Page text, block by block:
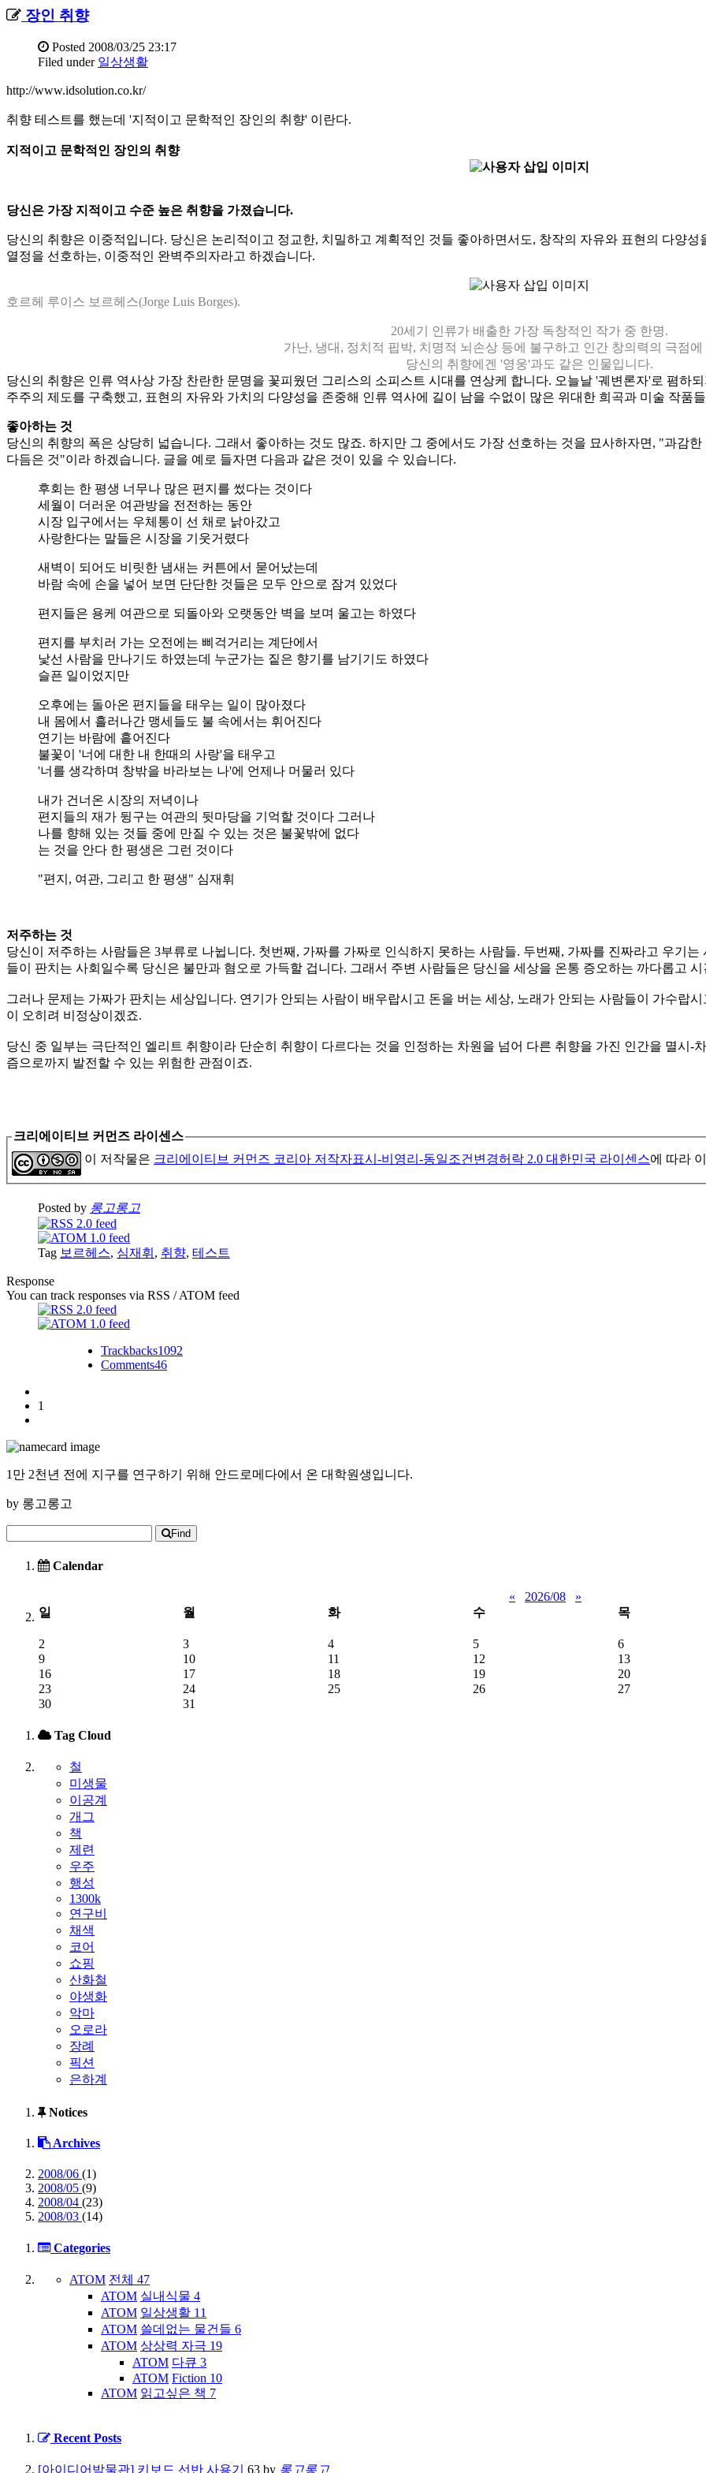
장인 취향
Posted 2008/03/25 23:17
Filed under 일상생활
http://www.idsolution.co.kr/
취향 테스트를 했는데 '지적이고 문학적인 장인의 취향' 이란다.
지적이고 문학적인 장인의 취향
당신은 가장 지적이고 수준 높은 취향을 가졌습니다.
당신의 취향은 이중적입니다. 당신은 논리적이고 정교한, 치밀하고 계획적인 것들 좋아하면서도, 창작의 자유와 표현의 다양
열정을 선호하는, 이중적인 완벽주의자라고 하겠습니다.
호르헤 루이스 보르헤스(Jorge Luis Borges).
20세기 인류가 배출한 가장 독창적인 작가 중 한명.
가난, 냉대, 정치적 핍박, 치명적 뇌손상 등에 불구하고 인간 창의력의 극점
당신의 취향에겐 '영웅'과도 같은 인물입니다.
당신의 취향은 인류 역사상 가장 찬란한 문명을 꽃피웠던 그리스의 소피스트 시대를 연상케 합니다. 오늘날 '궤변론자'로 폄하
주주의 제도를 구축했고, 표현의 자유와 가치의 다양성을 존중해 인류 역사에 길이 남을 수없이 많은 위대한 희곡과 미술 작품
좋아하는 것
당신의 취향의 폭은 상당히 넓습니다. 그래서 좋아하는 것도 많죠. 하지만 그 중에서도 가장 선호하는 것을 묘사하자면, "과감
다듬은 것"이라 하겠습니다. 글을 예로 들자면 다음과 같은 것이 있을 수 있습니다.
후회는 한 평생 너무나 많은 편지를 썼다는 것이다
세월이 더러운 여관방을 전전하는 동안
시장 입구에서는 우체통이 선 채로 낡아갔고
사랑한다는 말들은 시장을 기웃거렸다
새벽이 되어도 비릿한 냄새는 커튼에서 묻어났는데
바람 속에 손을 넣어 보면 단단한 것들은 모두 안으로 잠겨 있었다
편지들은 용케 여관으로 되돌아와 오랫동안 벽을 보며 울고는 하였다
편지를 부치러 가는 오전에는 삐걱거리는 계단에서
낯선 사람을 만나기도 하였는데 누군가는 짙은 향기를 남기기도 하였다
슬픈 일이었지만
오후에는 돌아온 편지들을 태우는 일이 많아졌다
내 몸에서 흘러나간 맹세들도 불 속에서는 휘어진다
연기는 바람에 흩어진다
불꽃이 '너에 대한 내 한때의 사랑'을 태우고
'너를 생각하며 창밖을 바라보는 나'에 언제나 머물러 있다
내가 건너온 시장의 저녁이나
편지들의 재가 뒹구는 여관의 뒷마당을 기억할 것이다 그러나
나를 향해 있는 것들 중에 만질 수 있는 것은 불꽃밖에 없다
는 것을 안다 한 평생은 그런 것이다
"편지, 여관, 그리고 한 평생" 심재휘
저주하는 것
당신이 저주하는 사람들은 3부류로 나뉩니다. 첫번째, 가짜를 가짜로 인식하지 못하는 사람들. 두번째, 가짜를 진짜라고 우기
들이 판치는 사회일수록 당신은 불만과 혐오로 가득할 겁니다. 그래서 주변 사람들은 당신을 세상을 온통 증오하는 까다롭고
그러나 문제는 가짜가 판치는 세상입니다. 연기가 안되는 사람이 배우랍시고 돈을 버는 세상, 노래가 안되는 사람들이 가수랍
이 오히려 비정상이겠죠.
당신 중 일부는 극단적인 엘리트 취향이라 단순히 취향이 다르다는 것을 인정하는 차원을 넘어 다른 취향을 가진 인간을 멸시-
즘으로까지 발전할 수 있는 위험한 관점이죠.
크리에이티브 커먼즈 라이센스
이 저작물은 크리에이티브 커먼즈 코리아 저작자표시-비영리-동일조건변경허락 2.0 대한민국 라이센스에 따라
Posted by 롱고롱고
Tag 보르헤스, 심재휘 , 취향, 테스트
Response
You can track responses via RSS / ATOM feed
Trackbacks1092
Comments46
1
1만 2천년 전에 지구를 연구하기 위해 안드로메다에서 온 대학원생입니다.
by 롱고롱고
Find
Calendar
« 2026/08
»
일
월 화 수 목
2
3 4 5 6
9
10 11 12 13
16
17 18 19 20
23
24 25 26 27
30
31
Tag Cloud
철
미생물
이공계
개그
책
제련
우주
행성
1300k
연구비
채색
코어
쇼핑
산화철
야생화
악마
오로라
장례
픽션
은하계
Notices
Archives
2008/06 (1)
2008/05 (9)
2008/04 (23)
2008/03 (14)
Categories
ATOM 전체 47
ATOM 실내식물 4
ATOM 일상생활 11
ATOM 쓸데없는 물건들 6
ATOM 상상력 자극 19
ATOM 다큐 3
ATOM Fiction 10
ATOM 읽고싶은 책 7
Recent Posts
[아이디어박물관] 키보드 선반 사용기 63 by 롱고롱고